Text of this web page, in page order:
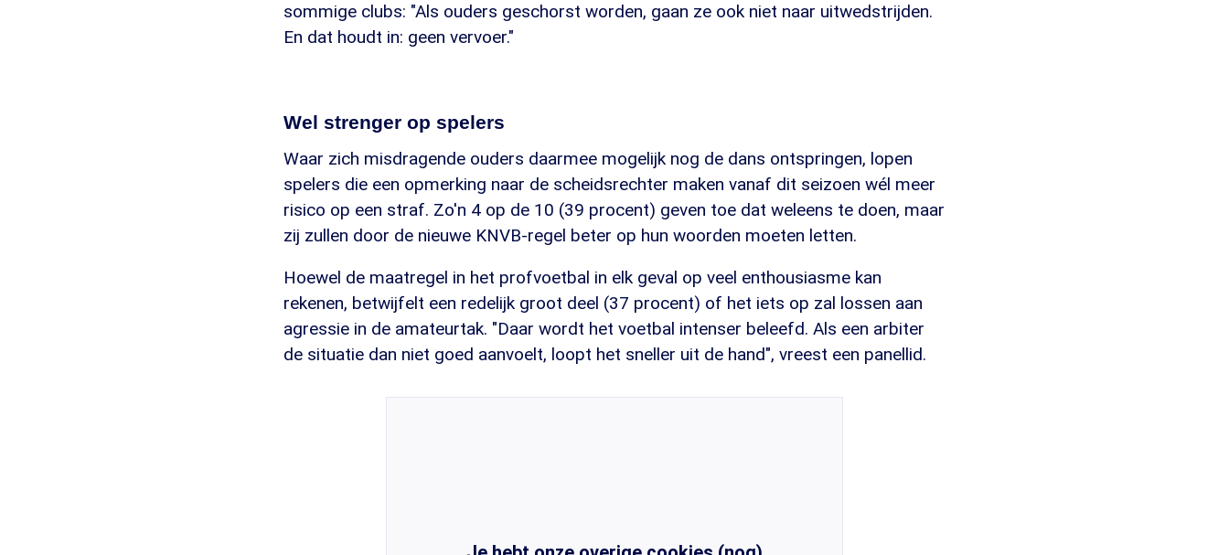
sommige clubs: "Als ouders geschorst worden, gaan ze ook niet naar uitwedstrijden.
En dat houdt in: geen vervoer."
Wel strenger op spelers
Waar zich misdragende ouders daarmee mogelijk nog de dans ontspringen, lopen
spelers die een opmerking naar de scheidsrechter maken vanaf dit seizoen wél meer
risico op een straf. Zo'n 4 op de 10 (39 procent) geven toe dat weleens te doen, maar
zij zullen door de nieuwe KNVB-regel beter op hun woorden moeten letten.
Hoewel de maatregel in het profvoetbal in elk geval op veel enthousiasme kan
rekenen, betwijfelt een redelijk groot deel (37 procent) of het iets op zal lossen aan
agressie in de amateurtak. "Daar wordt het voetbal intenser beleefd. Als een arbiter
de situatie dan niet goed aanvoelt, loopt het sneller uit de hand", vreest een panellid.